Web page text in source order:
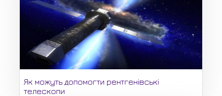
Як можуть допомогти рентгенівські
телескопи